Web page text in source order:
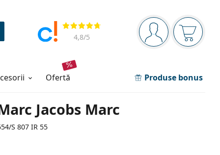
Panou de navigare
Sunteți logat
Coșul
Opinii
4,8/5
ofertă Produse bonus
Jacobs Marc
S 807 IR 55